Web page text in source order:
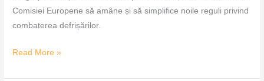
Comisiei Europene să amâne și să simplifice noile reguli privind
combaterea defrișărilor.
Read More »